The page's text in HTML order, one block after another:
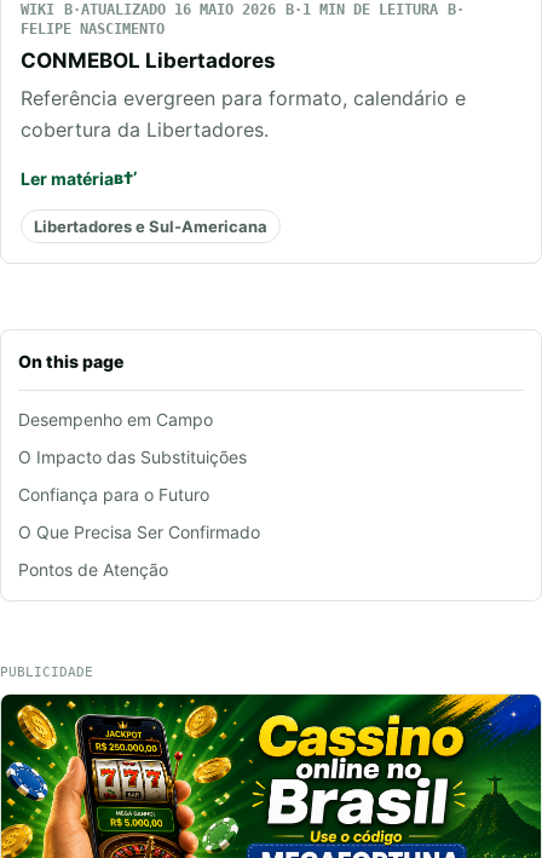
On this page
Desempenho em Campo
O Impacto das Substituições
Confiança para o Futuro
O Que Precisa Ser Confirmado
Pontos de Atenção
WIKI ATUALIZADO 16 MAIO 2026
1 MIN DE LEITURA
FELIPE NASCIMENTO
CONMEBOL Libertadores
Referência evergreen para formato, calendário e
cobertura da Libertadores.
Ler matéria
Libertadores e Sul-Americana
PUBLICIDADE